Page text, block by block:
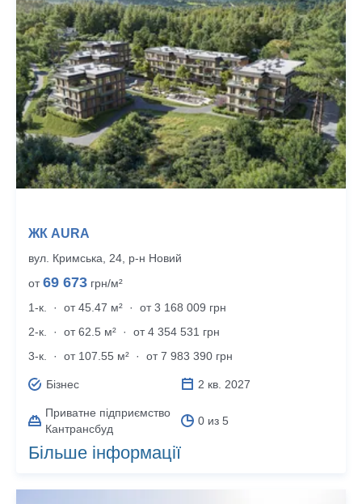
ЖК AURA
вул. Кримська, 24, р‑н Новий
от69 673 грн/м²
1-к.
· от 45.47 м² ·
от 3 168 009 грн
2-к.
· от 62.5 м² ·
от 4 354 531 грн
3-к.
· от 107.55 м² · от 7 983 390 грн
Бізнес 2 кв. 2027
Приватне підприємство
Кантрансбуд
0 из 5
Більше інформації